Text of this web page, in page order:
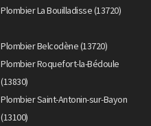
Plombier La Bouilladisse (13720)
Plombier Belcodène (13720)
Plombier Roquefort-la-Bédoule
(13830)
Plombier Saint-Antonin-sur-Bayon
(13100)